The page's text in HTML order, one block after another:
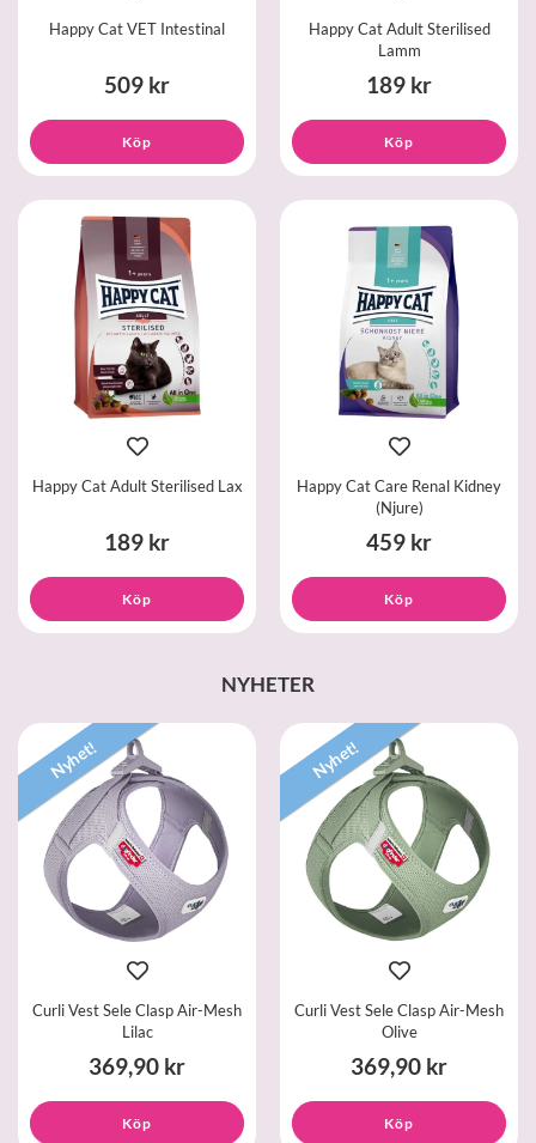
Happy Cat VET Intestinal
509 kr
Köp
Happy Cat Adult Sterilised
Lamm
189 kr
Köp
Happy Cat Adult Sterilised Lax
189 kr
Köp
Happy Cat Care Renal Kidney
(Njure)
459 kr
Köp
NYHETER
Nyhet!
Curli Vest Sele Clasp Air-Mesh
Lilac
369,90 kr
Köp
Nyhet!
Curli Vest Sele Clasp Air-Mesh
Olive
369,90 kr
Köp